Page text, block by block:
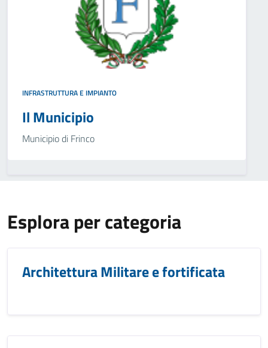
INFRASTRUTTURA E IMPIANTO
Il Municipio
Municipio di Frinco
Esplora per categoria
Architettura Militare e fortificata